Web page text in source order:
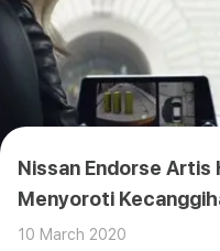
Nissan Endorse
Menyoroti
10 March 2020